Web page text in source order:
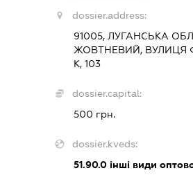
dossier.address:
91005, ЛУГАНСЬКА
ЖОВТНЕВИЙ, ВУЛИЦЯ
К, 103
dossier.capital:
500 грн.
dossier.kveds:
51.90.0інші види